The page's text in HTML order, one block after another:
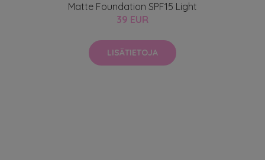
Matte Foundation SPF15 Light
39 EUR
LISÄTIETOJA